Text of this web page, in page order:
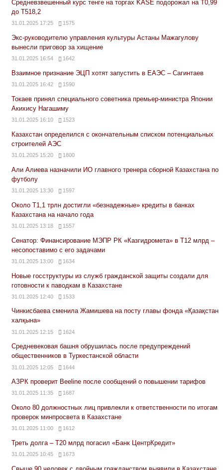
Средневзвешенный курс тенге на торгах KASE подорожал на Т0,99
до Т518,2
31.01.2025 17:25 1575
Экс-руководителю управления культуры Астаны Мажагулову
вынесли приговор за хищение
31.01.2025 16:54 1642
Взаимное признание ЭЦП хотят запустить в ЕАЭС – Сагинтаев
31.01.2025 16:42 1590
Токаев принял специального советника премьер-министра Японии
Акихису Нагашиму
31.01.2025 16:10 1523
Казахстан определился с окончательным списком потенциальных
строителей АЭС
31.01.2025 15:20 1800
Али Алиева назначили ИО главного тренера сборной Казахстана по
футболу
31.01.2025 13:30 1597
Около Т1,1 трлн достигли «безнадежные» кредиты в банках
Казахстана на начало года
31.01.2025 13:18 1557
Сенатор: Финансирование МЭПР РК «Казгидромета» в Т12 млрд –
несопоставимо с его задачами
31.01.2025 13:00 1634
Новые госструктуры из служб гражданской защиты создали для
готовности к паводкам в Казахстане
31.01.2025 12:40 1533
Чинкисбаева сменила Жамишева на посту главы фонда «Қазақстан
халқына»
31.01.2025 12:15 1624
Средневековая башня обрушилась после предупреждений
общественников в Туркестанской области
31.01.2025 12:05 1644
АЗРК проверит Beeline после сообщений о повышении тарифов
31.01.2025 11:35 1687
Около 80 должностных лиц привлекли к ответственности по итогам
проверок минпросвета в Казахстане
31.01.2025 11:00 1612
Треть долга – Т20 млрд погасил «Банк ЦентрКредит»
31.01.2025 10:45 1673